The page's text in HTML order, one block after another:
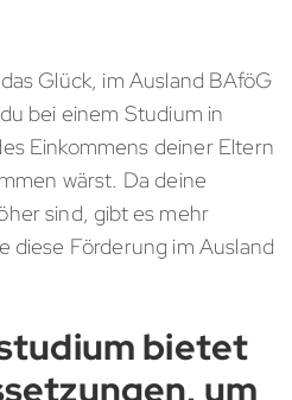
Glück, im Ausland BAföG
bei einem Studium in
Einkommens deiner Eltern
wärst. Da deine
sind, gibt es mehr
diese Förderung im Ausland
bietet
um